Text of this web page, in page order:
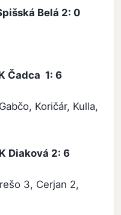
Belá 2: 0
Čadca 1: 6
Koričár, Kulla,
Diaková 2: 6
3, Cerjan 2,